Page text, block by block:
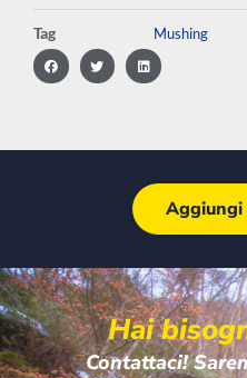
Tag Mushing
Hai
Contattaci!